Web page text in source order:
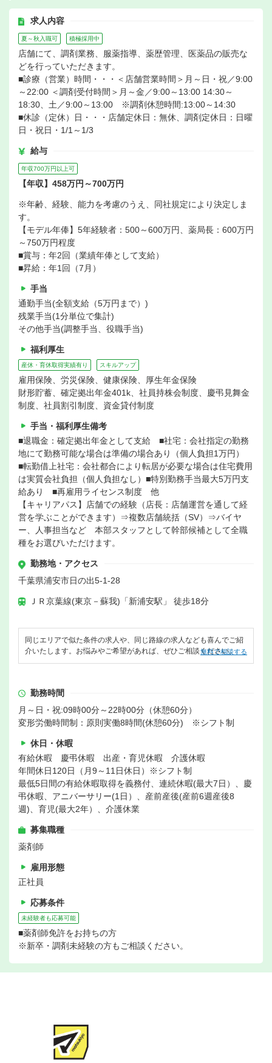
求人内容
夏～秋入職可 積極採用中
店舗にて、調剤業務、服薬指導、薬歴管理、医薬品の販売な
どを行っていただきます。
■診療（営業）時間・・・＜店舗営業時間＞月～日・祝／9:00
～22:00 ＜調剤受付時間＞月～金／9:00～13:00 14:30～
18:30、土／9:00～13:00 ※調剤休憩時間:13:00～14:30
■休診（定休）日・・・店舗定休日：無休、調剤定休日：日曜
日・祝日・1/1～1/3
給与
年収700万円以上可
【年収】458万円～700万円
※年齢、経験、能力を考慮のうえ、同社規定により決定しま
す。
【モデル年俸】5年経験者：500～600万円、薬局長：600万円
～750万円程度
■賞与：年2回（業績年俸として支給）
■昇給：年1回（7月）
手当
通勤手当(全額支給（5万円まで）)
残業手当(1分単位で集計)
その他手当(調整手当、役職手当)
福利厚生
産休・育休取得実績有り スキルアップ
雇用保険、労災保険、健康保険、厚生年金保険
財形貯蓄、確定拠出年金401k、社員持株会制度、慶弔見舞金
制度、社員割引制度、資金貸付制度
手当・福利厚生備考
■退職金：確定拠出年金として支給 ■社宅：会社指定の勤務
地にて勤務可能な場合は準備の場合あり（個人負担1万円）
■転勤借上社宅：会社都合により転居が必要な場合は住宅費用
は実質会社負担（個人負担なし）■特別勤務手当最大5万円支
給あり ■再雇用ライセンス制度 他
【キャリアパス】店舗での経験（店長：店舗運営を通して経
営を学ぶことができます）⇒複数店舗統括（SV）⇒バイヤ
ー、人事担当など 本部スタッフとして幹部候補として全職
種をお選びいただけます。
勤務地・アクセス
千葉県浦安市日の出5-1-28
ＪＲ京葉線(東京－蘇我)「新浦安駅」 徒歩18分
同じエリアで似た条件の求人や、同じ路線の求人なども喜んでご紹
介いたします。お悩みやご希望があれば、ぜひご相談ください。
無料で相談する
勤務時間
月～日・祝:09時00分～22時00分（休憩60分）
変形労働時間制：原則実働8時間(休憩60分) ※シフト制
休日・休暇
有給休暇 慶弔休暇 出産・育児休暇 介護休暇
年間休日120日（月9～11日休日）※シフト制
最低5日間の有給休暇取得を義務付、連続休暇(最大7日）、慶
弔休暇、アニバーサリー(1日）、産前産後(産前6週産後8
週)、育児(最大2年）、介護休業
募集職種
薬剤師
雇用形態
正社員
応募条件
未経験者も応募可能
■薬剤師免許をお持ちの方
※新卒・調剤未経験の方もご相談ください。